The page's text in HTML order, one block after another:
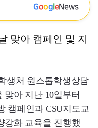
GoogleNews
맞아 캠페인 및 지
생처 원스톱학생상담
맞아 지난 10일부터
캠페인과 CSU지도교
강화 교육을 진행했